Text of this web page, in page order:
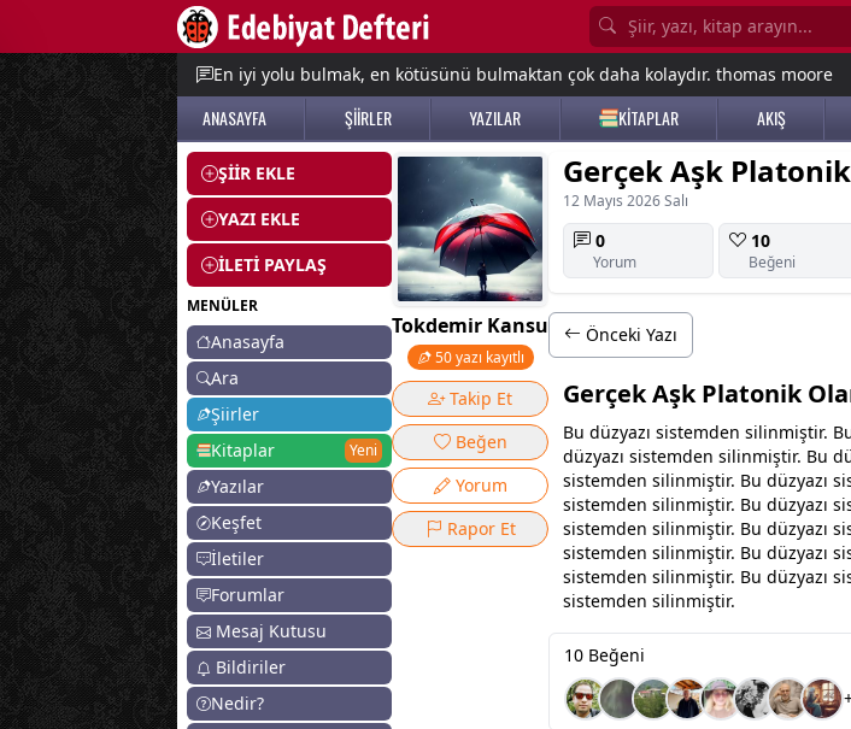
En iyi yolu bulmak, en kötüsünü bulmaktan çok daha kolaydır. thomas moore
ANASAYFA ŞİİRLER YAZILAR KİTAPLAR AKIŞ
ŞİİR EKLE
YAZI EKLE
İLETİ PAYLAŞ
MENÜLER
Anasayfa
Ara
Şiirler
Kitaplar
Yeni
Yazılar
Keşfet
İletiler
Forumlar
Mesaj Kutusu
Bildiriler
Nedir?
Tokdemir Kansu
50 yazı kayıtlı
Takip Et
Beğen
Yorum
Rapor Et
Gerçek Aşk
12 Mayıs 2026 Salı
0
Yorum
10
Beğeni
Önceki Yazı
Gerçek Aşk Platonik
Bu düzyazı sistemden silinmiştir.
düzyazı sistemden silinmiştir. Bu
sistemden silinmiştir. Bu düzyazı
sistemden silinmiştir. Bu düzyazı
sistemden silinmiştir. Bu düzyazı
sistemden silinmiştir. Bu düzyazı
sistemden silinmiştir. Bu düzyazı
sistemden silinmiştir.
10 Beğeni
menu